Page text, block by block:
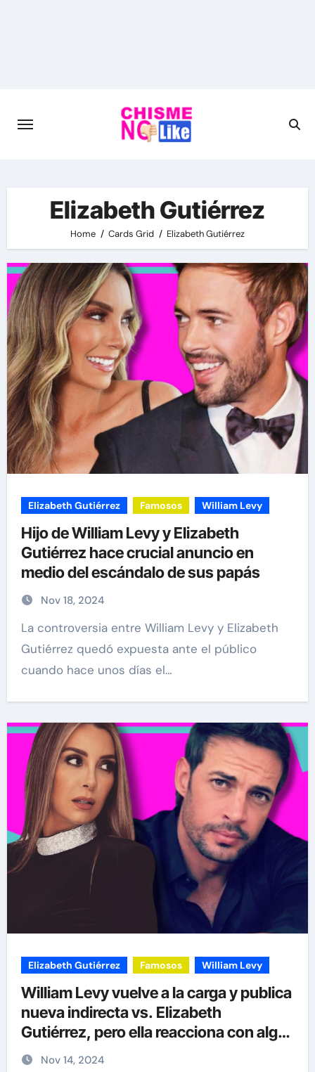
Elizabeth Gutiérrez
Home Cards Grid Elizabeth Gutiérrez
Elizabeth Gutiérrez Famosos William Levy
Hijo de William Levy y Elizabeth
Gutiérrez hace crucial anuncio en
medio del escándalo de sus papás
Nov 18, 2024
La controversia entre William Levy y Elizabeth
Gutiérrez quedó expuesta ante el público
cuando hace unos días el…
Elizabeth Gutiérrez Famosos William Levy
William Levy vuelve a la carga y publica
nueva indirecta vs. Elizabeth
Gutiérrez, pero ella reacciona con algo
más fuerte
Nov 14, 2024